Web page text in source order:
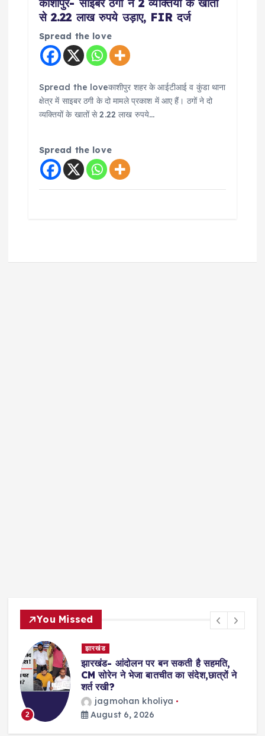
काशीपुर- साइबर ठगो ने 2 व्यक्तियों के खातों
से 2.22 लाख रुपये उड़ाए, FIR दर्ज
Spread the love
Spread the loveकाशीपुर शहर के आईटीआई व कुंडा थाना
क्षेत्र में साइबर ठगी के दो मामले प्रकाश में आए हैं। ठगों ने दो
व्यक्तियों के खातों से 2.22 लाख रुपये…
Spread the love
You Missed
देश- विदेश
Shooting- अमेरिका के नॉर्थ कैरोलिना में
अंधाधुंध गोलीबारी, कई लोगों की मौत, एक घायल
का इलाज जारी
विजय जोशी August 6, 2026